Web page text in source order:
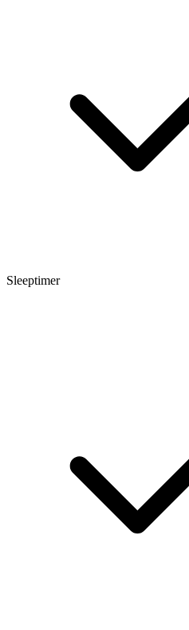
Sleeptimer